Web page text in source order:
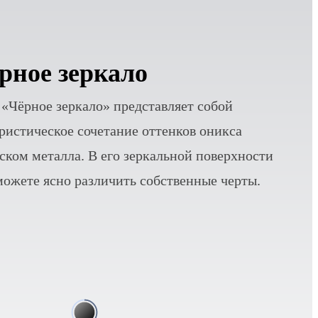
голубой
голубая расцветка переливается
оттенков и пробуждает ассоциации
кислородом. Гладкая поверхность
играет со светом подобно опалу.
зеркало
зеркало» представляет собой
сочетание оттенков оникса
металла. В его зеркальной поверхности
ясно различить собственные черты.